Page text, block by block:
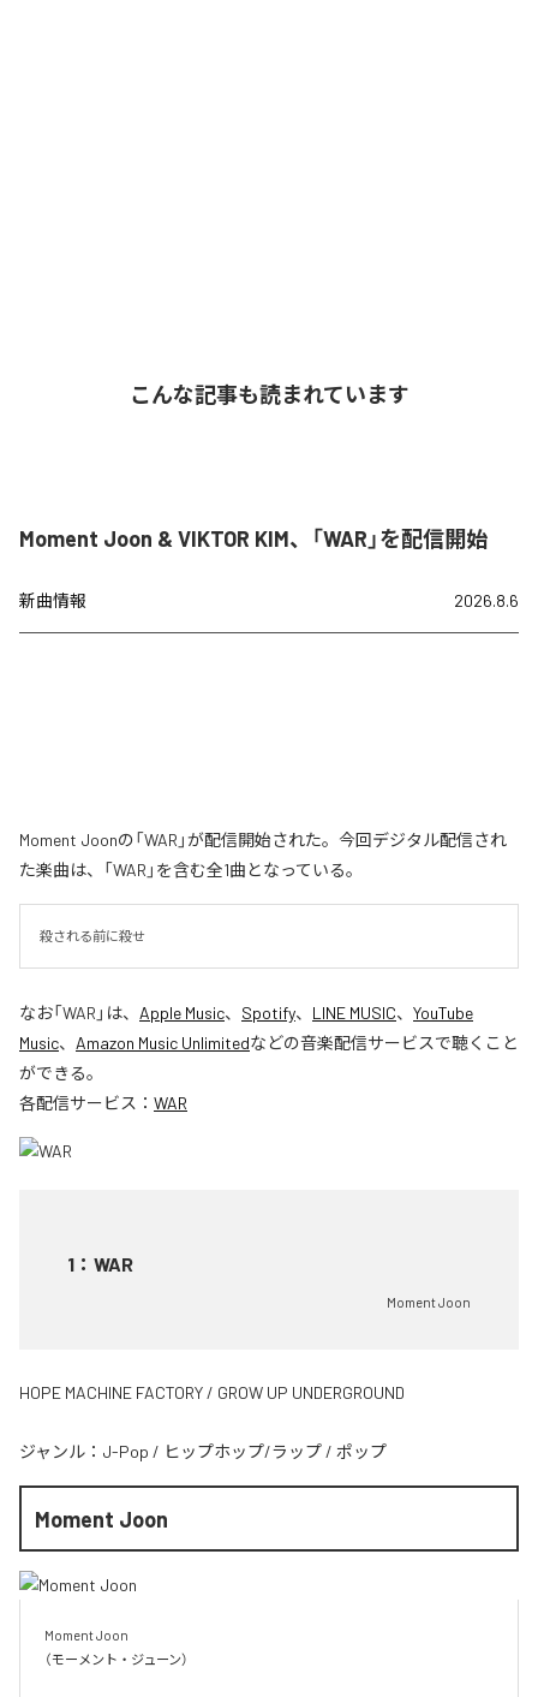
こんな記事も読まれています
Moment Joon & VIKTOR KIM、「WAR」を配信開始
新曲情報 2026.8.6
Moment Joonの「WAR」が配信開始された。今回デジタル配信され
た楽曲は、「WAR」を含む全1曲となっている。
殺される前に殺せ
なお「WAR 」は、 Apple Music、 Spotify、 LINE MUSIC、 YouTube
Music、 Amazon Music Unlimitedなどの音楽配信サービスで聴くこと
ができる。
各配信サービス： WAR
1 ： WAR
Moment Joon
HOPE MACHINE FACTORY / GROW UP UNDERGROUND
ジャンル： J-Pop / ヒップホップ/ラップ / ポップ
Moment Joon
Moment Joon
（モーメント・ジューン）